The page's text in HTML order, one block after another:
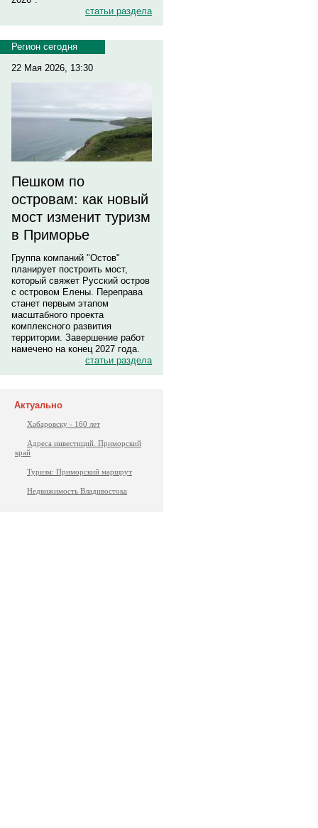
статьи раздела
Регион сегодня
22 Мая 2026, 13:30
Пешком по
островам: как новый
мост изменит туризм
в Приморье
Группа компаний "Остов"
планирует построить мост,
который свяжет Русский остров
с островом Елены. Переправа
станет первым этапом
масштабного проекта
комплексного развития
территории. Завершение работ
намечено на конец 2027 года.
статьи раздела
Актуально
Хабаровску - 160 лет
Адреса инвестиций. Приморский
край
Туризм: Приморский маршрут
Недвижимость Владивостока